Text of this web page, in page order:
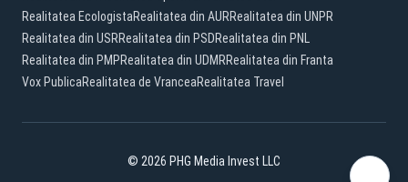
Realitatea EcologistaRealitatea din AURRealitatea din UNPR
Realitatea din USRRealitatea din PSDRealitatea din PNL
Realitatea din PMPRealitatea din UDMRRealitatea din Franta
Vox PublicaRealitatea de VranceaRealitatea Travel
© 2026 PHG Media Invest LLC